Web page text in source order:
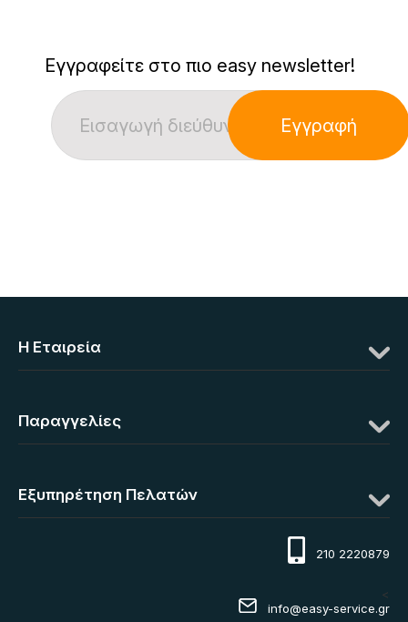
Εγγραφείτε στο πιο easy newsletter!
Εγγραφή
Η Eταιρεία
Παραγγελίες
Εξυπηρέτηση Πελατών
210 2220879
<
info@easy-service.gr